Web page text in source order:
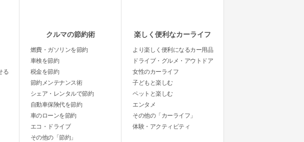
る
クルマの節約術
燃費・ガソリンを節約
車検を節約
税金を節約
節約メンテナンス術
シェア・レンタルで節約
自動車保険代を節約
車のローンを節約
エコ・ドライブ
その他の「節約」
楽しく便利なカーライフ
より楽しく便利になるカー用品
ドライブ・グルメ・アウトドア
女性のカーライフ
子どもと楽しむ
ペットと楽しむ
エンタメ
その他の「カーライフ」
体験・アクティビティ